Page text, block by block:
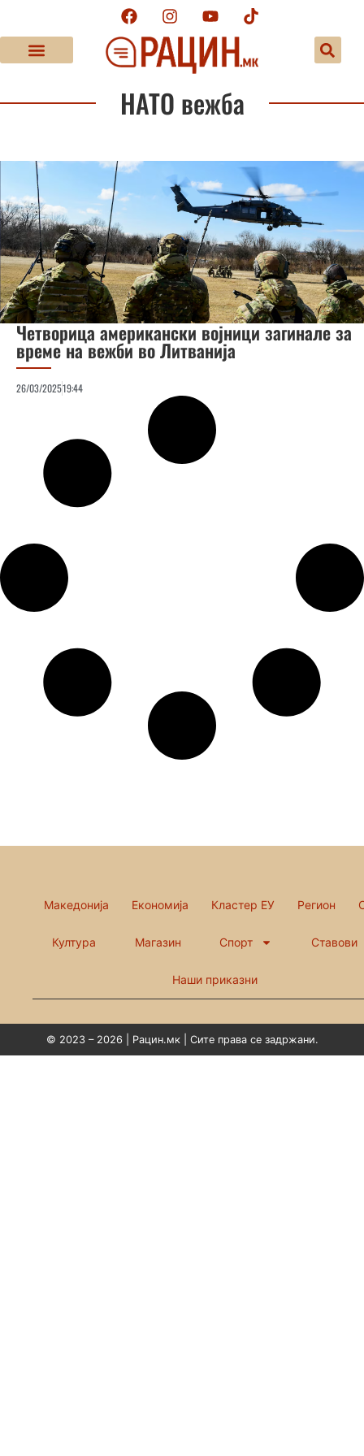
НАТО вежба
Четворица американски војници загинале за
време на вежби во Литванија
26/03/202519:44
Македонија Економија Кластер ЕУ Регион
Култура Магазин Спорт Ставови
Наши приказни
© 2023 – 2026 | Рацин.мк | Сите права се задржани.